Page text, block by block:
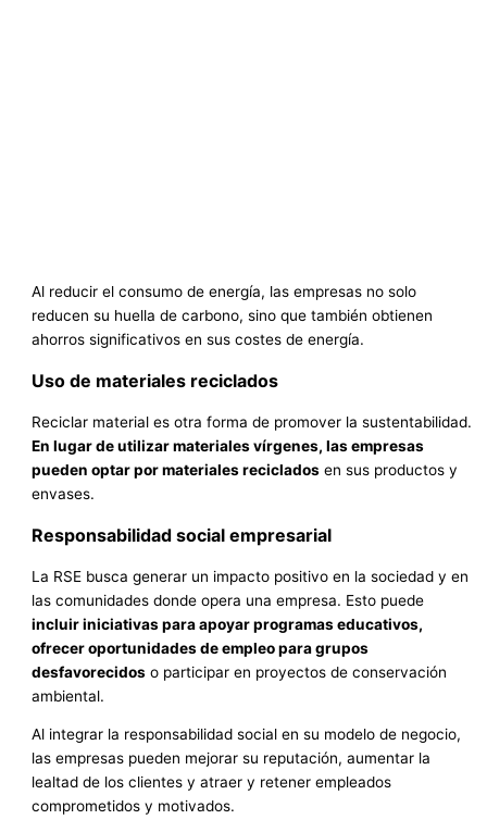
Al reducir el consumo de energía, las empresas no solo
reducen su huella de carbono, sino que también obtienen
ahorros significativos en sus costes de energía.
Uso de materiales reciclados
Reciclar material es otra forma de promover la sustentabilidad.
En lugar de utilizar materiales vírgenes, las empresas
pueden optar por materiales reciclados en sus productos y
envases.
Responsabilidad social empresarial
La RSE busca generar un impacto positivo en la sociedad y en
las comunidades donde opera una empresa. Esto puede
incluir iniciativas para apoyar programas educativos,
ofrecer oportunidades de empleo para grupos
desfavorecidos o participar en proyectos de conservación
ambiental.
Al integrar la responsabilidad social en su modelo de negocio,
las empresas pueden mejorar su reputación, aumentar la
lealtad de los clientes y atraer y retener empleados
comprometidos y motivados.